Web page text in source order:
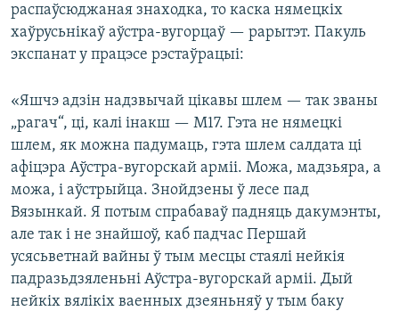
распаўсюджаная знаходка, то каска нямецкіх
хаўрусьнікаў аўстра-вугорцаў — рарытэт. Пакуль
экспанат у працэсе рэстаўрацыі:
«Яшчэ адзін надзвычай цікавы шлем — так званы
„рагач“, ці, калі інакш — М17. Гэта не нямецкі
шлем, як можна падумаць, гэта шлем салдата ці
афіцэра Аўстра-вугорскай арміі. Можа, мадзьяра, а
можа, і аўстрыйца. Знойдзены ў лесе пад
Вязынкай. Я потым спрабаваў падняць дакумэнты,
але так і не знайшоў, каб падчас Першай
усясьветнай вайны ў тым месцы стаялі нейкія
падразьдзяленьні Аўстра-вугорскай арміі. Дый
нейкіх вялікіх ваенных дзеяньняў у тым баку